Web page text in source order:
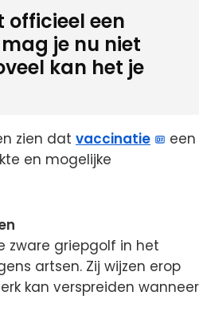
officieel een
je nu niet
kan het je
zien dat vaccinatie
een
en mogelijke
zware griepgolf in het
artsen. Zij wijzen erop
kan verspreiden wanneer